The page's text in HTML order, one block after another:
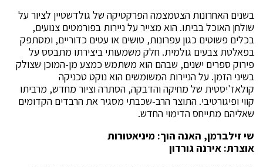
בשנים האחרונות הצטמצמה הפרקטיקה של גולדשטיין לציור על
שולחן האוכל בביתו. הוא מצייר על ניירות בפורמטים צנועים,
בכלים פשוטים כגון עפרונות, טושים או עטים כדוריים, ומסתפק
בפאלטת צבעים גולמית. חלק משמעותי ביצירתו מתבסס על
פירוק ספרים ישנים, שבהם הוא משתמש כמצע מן-המוכן שצולק
בשיני הזמן. על הניירות המשומשים הוא נוקט טכניקה
קולאז'יסטית של מחיקה והדבקה, הסתרה וציור מחדש, מרביתו
קווי ופיגורטיבי. התוצר הרב-שכבתי מסגיר את הרבדים הקדומים
שאליהם מתייחס הדימוי החדש.
שי זילברמן, האנה הוך: מיניאטורות
אוצרת: אירנה גורדון